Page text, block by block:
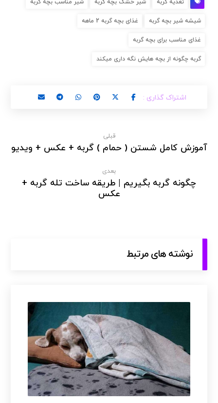
تغذیه گربه شیر خشک بچه گربه شیر مناسب بچه گربه
شیشه شیر بچه گربه غذای بچه گربه 2 ماهه
غذای مناسب برای بچه گربه
گربه چگونه از بچه هایش نگه داری میکند
قبلی
آموزش کامل شستن ( حمام ) گربه + عکس + ویدیو
بعدی
چگونه گربه بگیریم | طریقه ساخت تله گربه +
عکس
نوشته های مرتبط